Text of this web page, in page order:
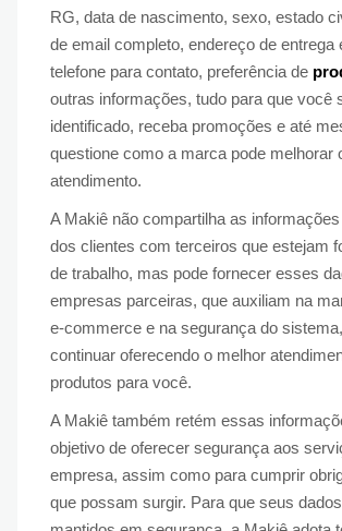
RG, data de nascimento, sexo, estado
de email completo, endereço de entrega
telefone para contato, preferência de
outras informações, tudo para que você
identificado, receba promoções e até
questione como a marca pode melhorar
atendimento.
A Makiê não compartilha as
dos clientes com terceiros que estejam
de trabalho, mas pode fornecer esses
empresas parceiras, que auxiliam na
e-commerce e na segurança do
continuar oferecendo o melhor
produtos para você.
A Makiê também retém essas
objetivo de oferecer segurança aos
empresa, assim como para cumprir
que possam surgir. Para que seus